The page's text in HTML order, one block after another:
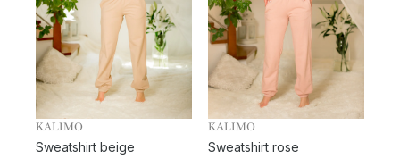
KALIMO
Sweatshirt beige
KALIMO
Sweatshirt rose